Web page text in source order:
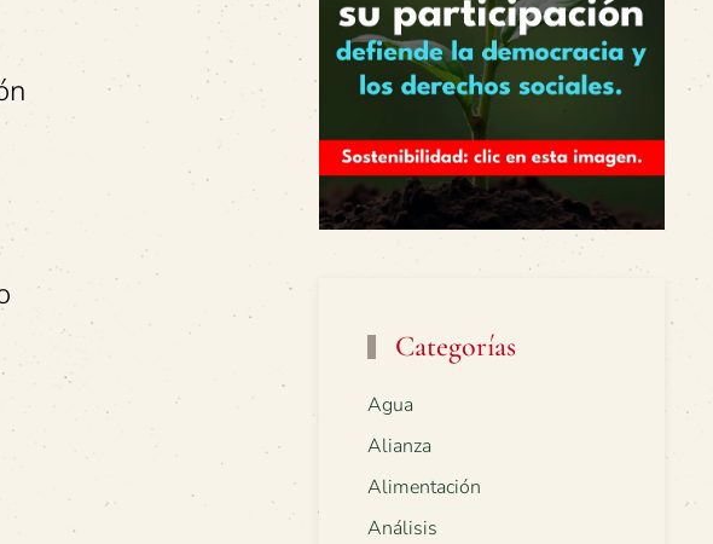
Categorías
Agua
Alianza
Alimentación
Análisis